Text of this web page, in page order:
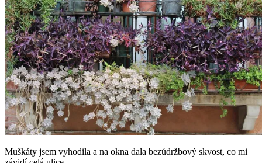
Muškáty jsem vyhodila a na okna dala bezúdržbový skvost, co mi